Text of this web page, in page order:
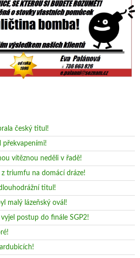
český titul!
překvapeními!
vítěznou neděli v řadě!
triumfu na domácí dráze!
titul!
malý lázeňský ovál!
postup do finále SGP2!